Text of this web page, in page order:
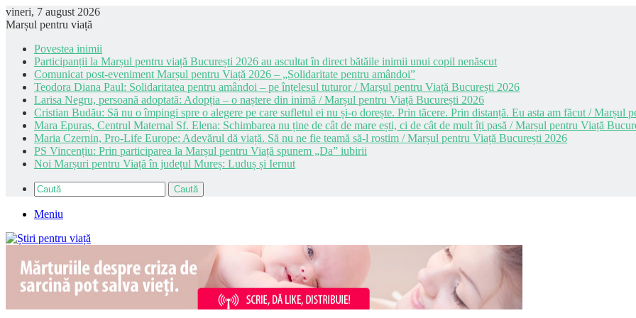
vineri, 7 august 2026
Marșul pentru viață
Povestea inimii
Participanții la Marșul pentru viață București 2026 au ascultat în direct bătăile inimii unui copil nenăscut
Comunicat post-eveniment Marșul pentru Viață 2026 – „Solidaritate pentru amândoi”
Teodora Diana Paul: Solidaritatea pentru amândoi – pe înțelesul tuturor / Marșul pentru Viață București 2026
Larisa Negru, persoană adoptată: Adopția – o naștere din inimă / Marșul pentru Viață București 2026
Cristian Budău: Să nu o împingi spre o alegere pe care sufletul ei nu și-o dorește. Prin tăcere. Prin distanță. Eu asta am făcut / Marșul
Mara Epuraș, Centrul Maternal Sf. Elena: Schimbarea nu ține de cât de mare ești, ci de cât de mult îți pasă / Marșul pentru Viață
Maria Czernin, Pro-Life Europe: Adevărul dă viață. Să nu ne fie teamă să-l rostim / Marșul pentru Viață București 2026
PS Vincențiu: Prin participarea la Marșul pentru Viață spunem „Da” iubirii
Noi Marșuri pentru Viață în județul Mureș: Luduș și Iernut
Caută
Meniu